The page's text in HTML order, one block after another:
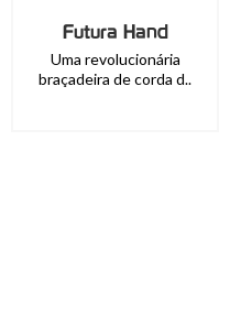
Futura Hand
Uma revolucionária
braçadeira de corda d..